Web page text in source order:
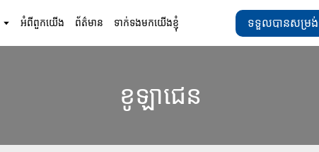
អំពីពួកយើង ព័ត៌មាន ទាក់ទងមកយើងខ្ញុំ ទទួលបានសម្រង់
ខូឡាជេន